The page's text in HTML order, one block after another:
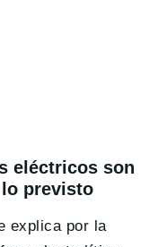
eléctricos son
previsto
explica por la